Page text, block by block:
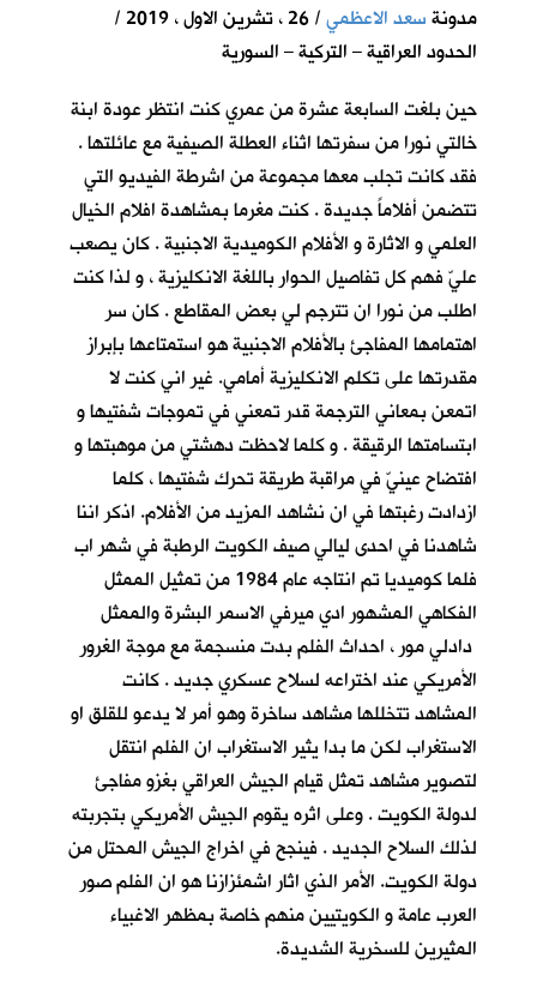
مدونةسعد الاعظمي
/ 26 ، تشرين الاول ، 2019 /
الحدود العراقية – التركية – السورية
حين بلغت السابعة عشرة من عمري كنت انتظر عودة ابنة
خالتي نورا من سفرتها اثناء العطلة الصيفية مع عائلتها .
فقد كانت تجلب معها مجموعة من اشرطة الفيديو التي
تتضمن أفلاماً جديدة . كنت مغرما بمشاهدة افلام الخيال
العلمي و الاثارة و الأفلام الكوميدية الاجنبية . كان يصعب
عليّ فهم كل تفاصيل الحوار باللغة الانكليزية ، و لذا كنت
اطلب من نورا ان تترجم لي بعض المقاطع . كان سر
اهتمامها المفاجئ بالأفلام الاجنبية هو استمتاعها بإبراز
مقدرتها على تكلم الانكليزية أمامي. غير اني كنت لا
اتمعن بمعاني الترجمة قدر تمعني في تموجات شفتيها و
ابتسامتها الرقيقة . و كلما لاحظت دهشتي من موهبتها و
افتضاح عينيّ في مراقبة طريقة تحرك شفتيها ، كلما
ازدادت رغبتها في ان نشاهد المزيد من الأفلام. اذكر اننا
شاهدنا في احدى ليالي صيف الكويت الرطبة في شهر اب
فلما كوميديا تم انتاجه عام 1984 من تمثيل الممثل
الفكاهي المشهور ادي ميرفي الاسمر البشرة والممثل
دادلي مور ، احداث الفلم بدت منسجمة مع موجة الغرور
الأمريكي عند اختراعه لسلاح عسكري جديد . كانت
المشاهد تتخللها مشاهد ساخرة وهو أمر لا يدعو للقلق او
الاستغراب لكن ما بدا يثير الاستغراب ان الفلم انتقل
لتصوير مشاهد تمثل قيام الجيش العراقي بغزو مفاجئ
لدولة الكويت . وعلى اثره يقوم الجيش الأمريكي بتجربته
لذلك السلاح الجديد . فينجح في اخراج الجيش المحتل من
دولة الكويت. الأمر الذي اثار اشمئزازنا هو ان الفلم صور
العرب عامة و الكويتيين منهم خاصة بمظهر الاغبياء
المثيرين للسخرية الشديدة.